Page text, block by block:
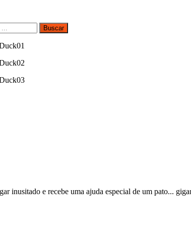
inusitado e recebe uma ajuda especial de um pato...